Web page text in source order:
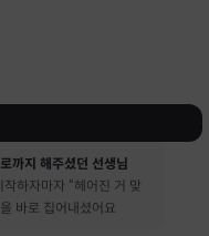
까지 해주셨던 선생님
작하자마자 “헤어진 거 맞
바로 집어내셨어요